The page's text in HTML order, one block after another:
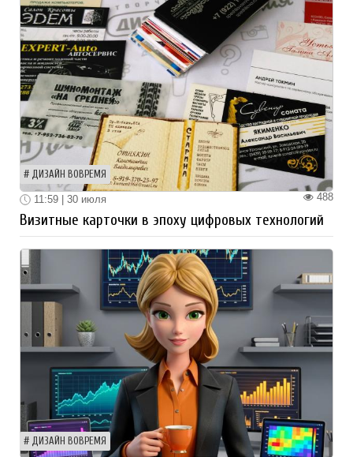
ДИЗАЙН ВОВРЕМЯ
488
11:59 | 30 июля
Визитные карточки в эпоху цифровых технологий
ДИЗАЙН ВОВРЕМЯ